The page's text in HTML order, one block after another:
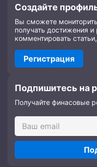
Создайте
Вы сможете
получать достижения и
комментировать
Регистрация
Подпишитесь на
Получайте финасовые